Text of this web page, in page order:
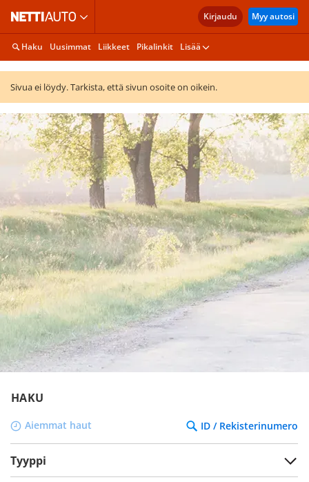
Kirjaudu Myy autosi
Haku Uusimmat Liikkeet Pikalinkit Lisää
Sivua ei löydy. Tarkista, että sivun osoite on oikein.
HAKU
Aiemmat haut ID / Rekisterinumero
Tyyppi